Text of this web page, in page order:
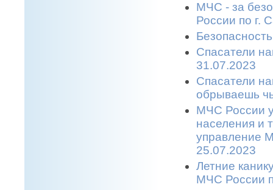
МЧС - за
России по г.
Спасатели
31.07.2023
Спасатели
обрываешь
МЧС России
населения и
управление
25.07.2023
Летние
МЧС России